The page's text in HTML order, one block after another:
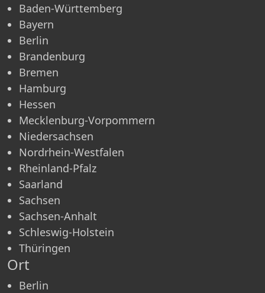
Baden-Württemberg
Bayern
Berlin
Brandenburg
Bremen
Hamburg
Hessen
Mecklenburg-Vorpommern
Niedersachsen
Nordrhein-Westfalen
Rheinland-Pfalz
Saarland
Sachsen
Sachsen-Anhalt
Schleswig-Holstein
Thüringen
Ort
Berlin